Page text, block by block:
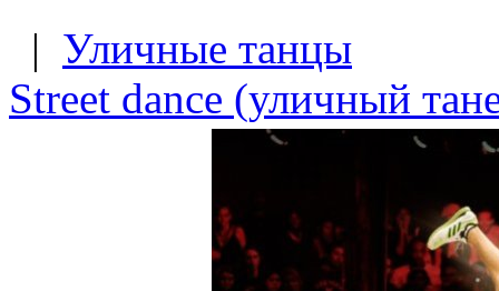
| Уличные танцы
Street dance (уличный